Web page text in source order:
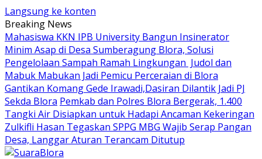
Langsung ke konten
Breaking News
Mahasiswa KKN IPB University Bangun Insinerator
Minim Asap di Desa Sumberagung Blora, Solusi
Pengelolaan Sampah Ramah Lingkungan ‎ Judol dan
Mabuk Mabukan Jadi Pemicu Perceraian di Blora
Gantikan Komang Gede Irawadi,Dasiran Dilantik Jadi PJ
Sekda Blora Pemkab dan Polres Blora Bergerak, 1.400
Tangki Air Disiapkan untuk Hadapi Ancaman Kekeringan
Zulkifli Hasan Tegaskan SPPG MBG Wajib Serap Pangan
Desa, Langgar Aturan Terancam Ditutup